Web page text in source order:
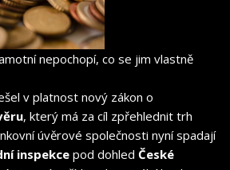
nepochopí, co se jim vlastně
v platnost nový zákon o
, který má za cíl zpřehlednit trh
úvěrové společnosti nyní spadají
inspekcepod dohled České